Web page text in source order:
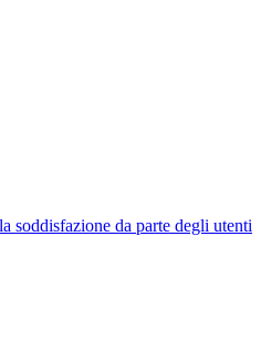
soddisfazione da parte degli utenti